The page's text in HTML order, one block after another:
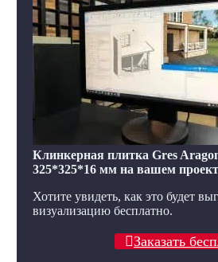
Клинкерная плитка Gres
325*325*16 мм на вашем
Хотите увидеть, как это будет
визуализацию бесплатно.
Заказать